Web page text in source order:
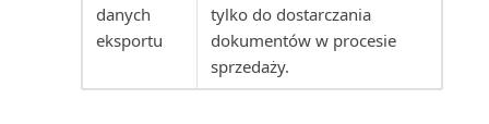
Ubezpieczenie: nieubezpieczone
ŚT (raport)
danych
eksportu
tylko do dostarczania
dokumentów w procesie
sprzedaży.